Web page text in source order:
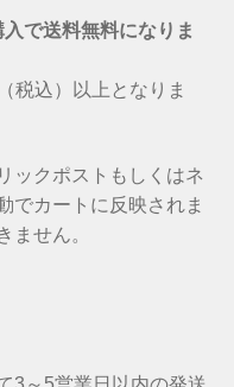
で送料無料になりま
税込）以上となりま
ックポストもしくはネ
でカートに反映されま
ません。